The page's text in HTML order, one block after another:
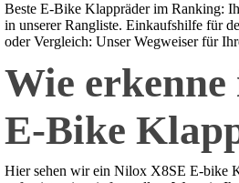
Beste E-Bike Klappräder im Ranking:
in unserer Rangliste. Einkaufshilfe für
oder Vergleich: Unser Wegweiser für
Wie erkenne
E-Bike
Hier sehen wir ein Nilox X8SE E-bike